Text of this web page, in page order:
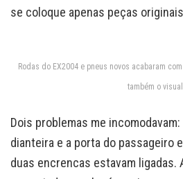
se coloque apenas peças
Rodas do EX2004 e pneus novos acabaram
também o visual
Dois problemas me incomodavam:
dianteira e a porta do passageiro
duas encrencas estavam ligadas.